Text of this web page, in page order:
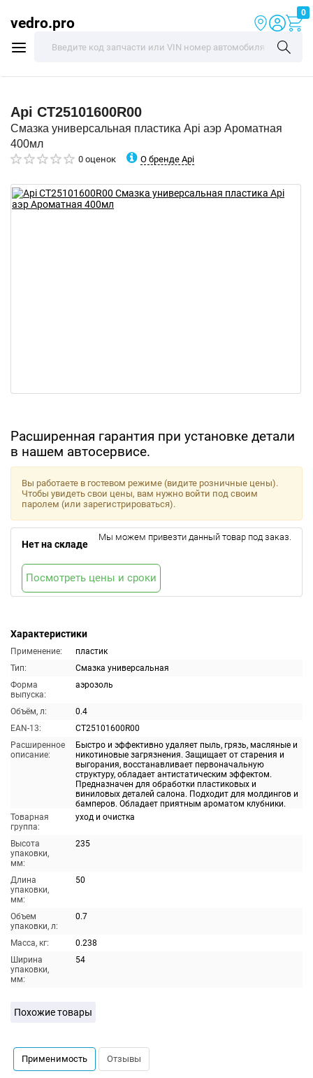
vedro.pro
0
Api CT25101600R00
Смазка универсальная пластика Api аэр Ароматная
400мл
0 оценок О бренде Api
Расширенная гарантия при установке детали
в нашем автосервисе.
Характеристики
Применение:
пластик
Тип:
Смазка универсальная
Форма
выпуска:
аэрозоль
Объём, л:
0.4
EAN-13:
CT25101600R00
Расширенное
описание:
Быстро и эффективно удаляет пыль, грязь, масляные и
никотиновые загрязнения. Защищает от старения и
выгорания, восстанавливает первоначальную
структуру, обладает антистатическим эффектом.
Предназначен для обработки пластиковых и
виниловых деталей салона. Подходит для молдингов и
бамперов. Обладает приятным ароматом клубники.
Товарная
группа:
уход и очистка
Высота
упаковки,
мм:
235
Длина
упаковки,
мм:
50
Объем
упаковки, л:
0.7
Масса, кг:
0.238
Ширина
упаковки,
мм:
54
Вы работаете в гостевом режиме (видите розничные цены).
Чтобы увидеть свои цены, вам нужно войти под своим
паролем (или зарегистрироваться).
Нет на складе
Мы можем привезти данный товар под заказ.
Посмотреть цены и сроки
Похожие товары
Применимость Отзывы